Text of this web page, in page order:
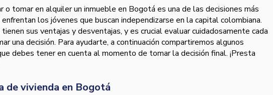
o tomar en alquiler un inmueble en Bogotá es una de las decisiones más
los jóvenes que buscan independizarse en la capital colombiana.
sus ventajas y desventajas, y es crucial evaluar cuidadosamente cada
una decisión. Para ayudarte, a continuación compartiremos algunos
debes tener en cuenta al momento de tomar la decisión final. ¡Presta
de vivienda en Bogotá